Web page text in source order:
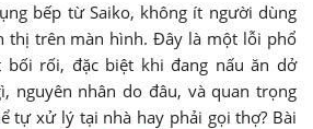
bếp từ Saiko, không ít người dùng
thị trên màn hình. Đây là một lỗi phổ
bối rối, đặc biệt khi đang nấu ăn dở
nguyên nhân do đâu, và quan trọng
tự xử lý tại nhà hay phải gọi thợ? Bài